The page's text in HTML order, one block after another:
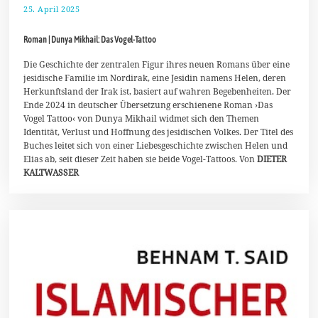
25. April 2025
a
2
0
2
5
Roman | Dunya Mikhail: Das Vogel-Tattoo
Die Geschichte der zentralen Figur ihres neuen Romans über eine
jesidische Familie im Nordirak, eine Jesidin namens Helen, deren
Herkunftsland der Irak ist, basiert auf wahren Begebenheiten. Der
Ende 2024 in deutscher Übersetzung erschienene Roman ›Das
Vogel Tattoo‹ von Dunya Mikhail widmet sich den Themen
Identität, Verlust und Hoffnung des jesidischen Volkes. Der Titel des
Buches leitet sich von einer Liebesgeschichte zwischen Helen und
Elias ab, seit dieser Zeit haben sie beide Vogel-Tattoos. VonDIETER
KALTWASSER